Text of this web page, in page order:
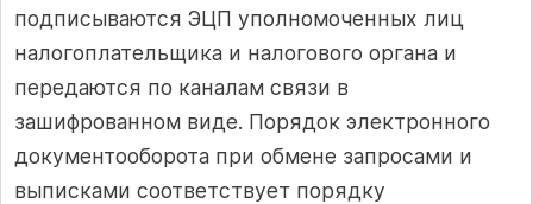
подписываются ЭЦП уполномоченных лиц
налогоплательщика и налогового органа и
передаются по каналам связи в
зашифрованном виде. Порядок электронного
документооборота при обмене запросами и
выписками соответствует порядку